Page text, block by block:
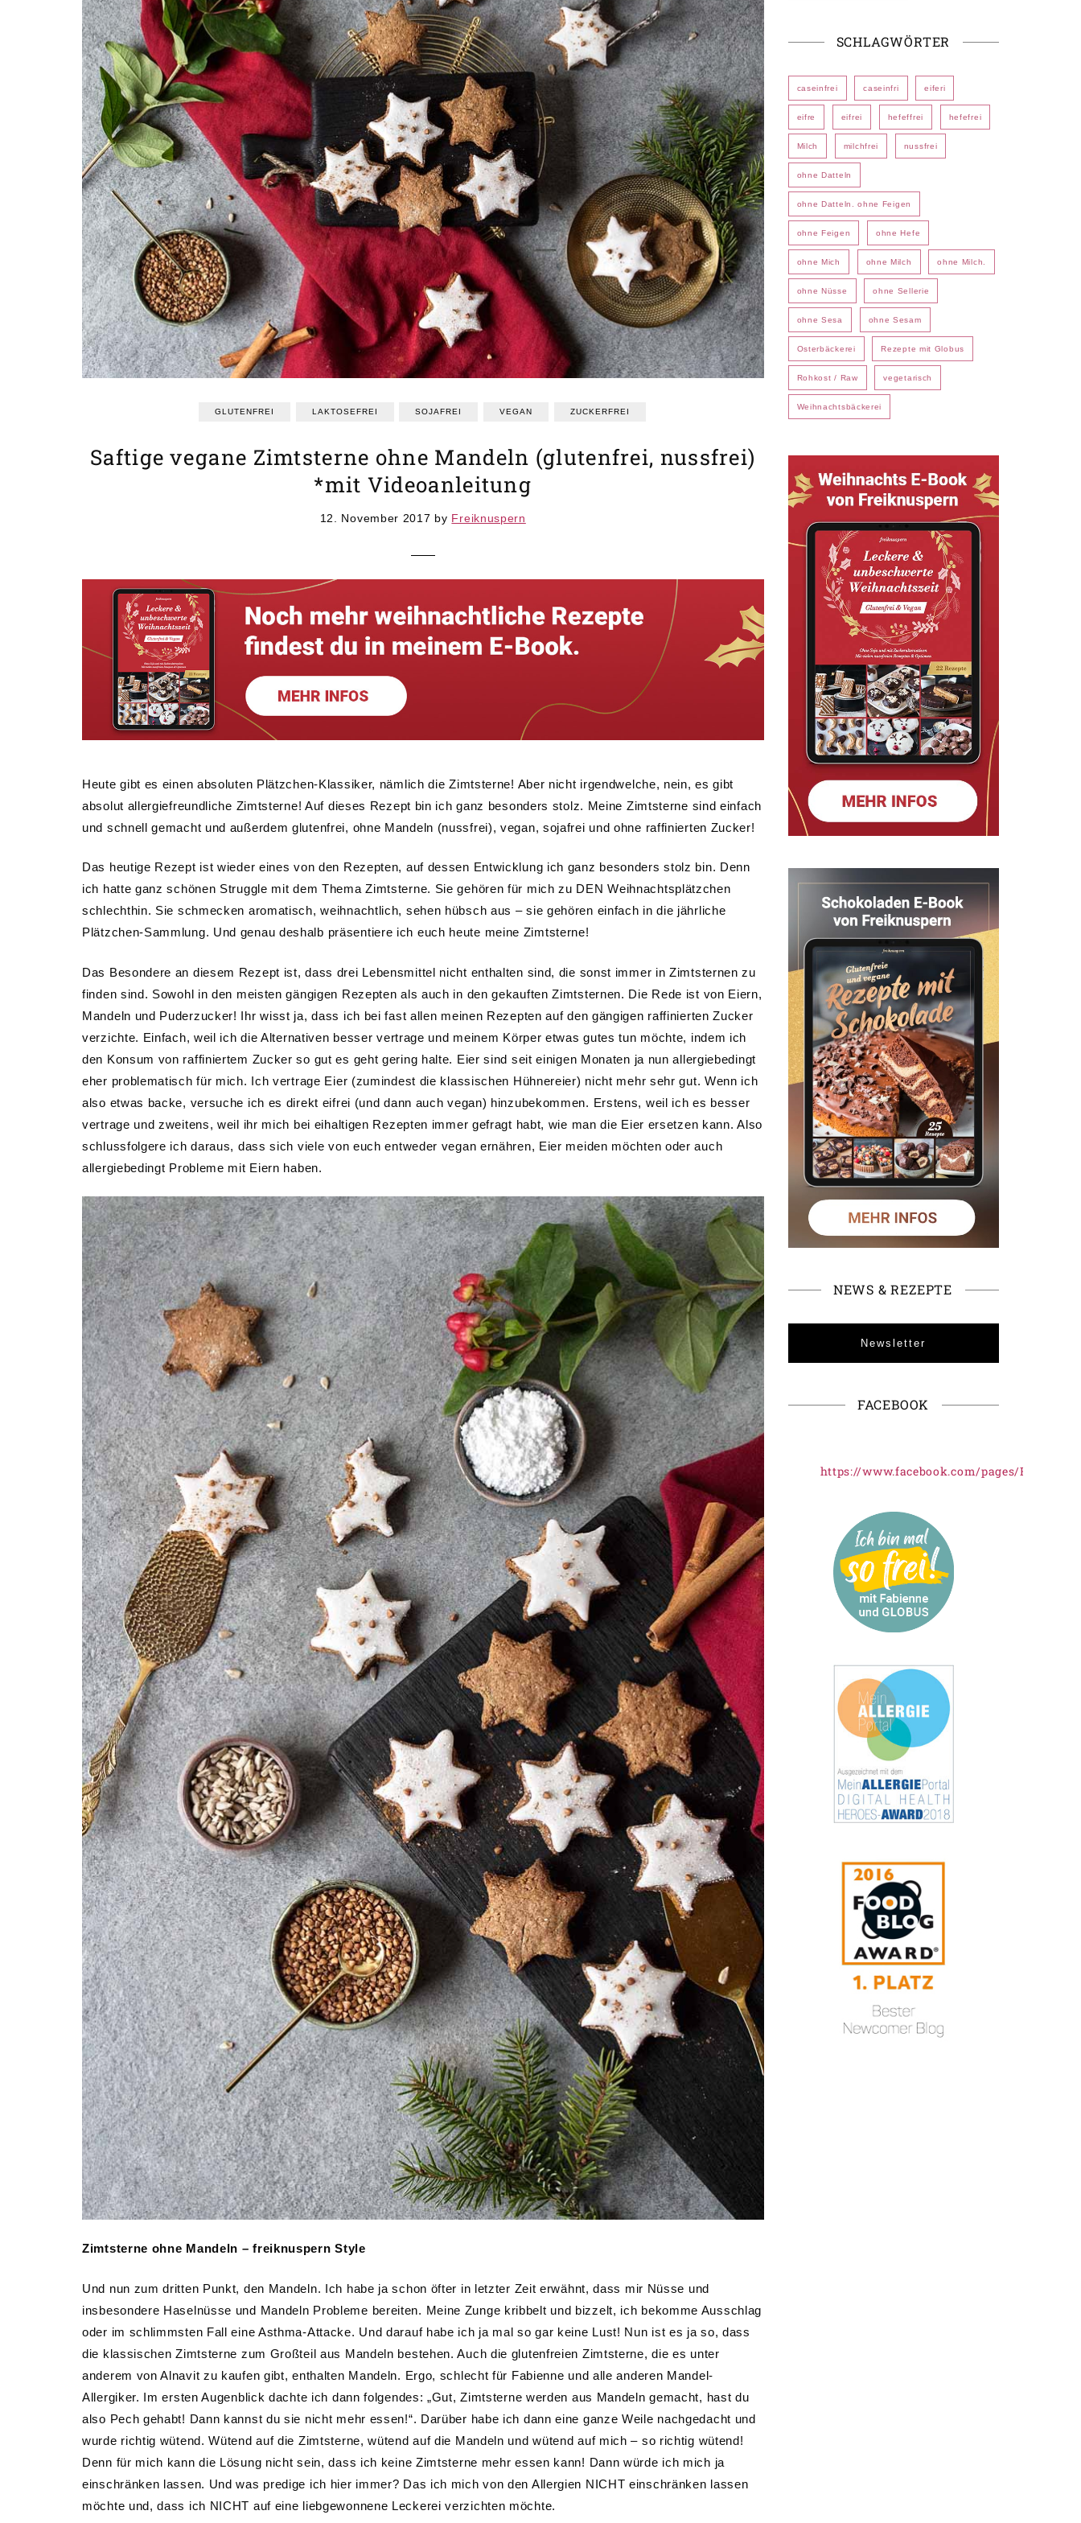
REZEPTEINDEX
GLUTENFREI LAKTOSEFREI SOJAFREI VEGAN ZUCKERFREI
Saftige vegane Zimtsterne ohne Mandeln (glutenfrei, nussfrei)
*mit Videoanleitung
12. November 2017 by Freiknuspern
Heute gibt es einen absoluten Plätzchen-Klassiker, nämlich die Zimtsterne! Aber nicht irgendwelche, nein, es gibt
absolut allergiefreundliche Zimtsterne! Auf dieses Rezept bin ich ganz besonders stolz. Meine Zimtsterne sind einfach
und schnell gemacht und außerdem glutenfrei, ohne Mandeln (nussfrei), vegan, sojafrei und ohne raffinierten Zucker!
Das heutige Rezept ist wieder eines von den Rezepten, auf dessen Entwicklung ich ganz besonders stolz bin. Denn
ich hatte ganz schönen Struggle mit dem Thema Zimtsterne. Sie gehören für mich zu DEN Weihnachtsplätzchen
schlechthin. Sie schmecken aromatisch, weihnachtlich, sehen hübsch aus – sie gehören einfach in die jährliche
Plätzchen-Sammlung. Und genau deshalb präsentiere ich euch heute meine Zimtsterne!
Das Besondere an diesem Rezept ist, dass drei Lebensmittel nicht enthalten sind, die sonst immer in Zimtsternen zu
finden sind. Sowohl in den meisten gängigen Rezepten als auch in den gekauften Zimtsternen. Die Rede ist von Eiern,
Mandeln und Puderzucker! Ihr wisst ja, dass ich bei fast allen meinen Rezepten auf den gängigen raffinierten Zucker
verzichte. Einfach, weil ich die Alternativen besser vertrage und meinem Körper etwas gutes tun möchte, indem ich
den Konsum von raffiniertem Zucker so gut es geht gering halte. Eier sind seit einigen Monaten ja nun allergiebedingt
eher problematisch für mich. Ich vertrage Eier (zumindest die klassischen Hühnereier) nicht mehr sehr gut. Wenn ich
also etwas backe, versuche ich es direkt eifrei (und dann auch vegan) hinzubekommen. Erstens, weil ich es besser
vertrage und zweitens, weil ihr mich bei eihaltigen Rezepten immer gefragt habt, wie man die Eier ersetzen kann. Also
schlussfolgere ich daraus, dass sich viele von euch entweder vegan ernähren, Eier meiden möchten oder auch
allergiebedingt Probleme mit Eiern haben.
Zimtsterne ohne Mandeln – freiknuspern Style
Und nun zum dritten Punkt, den Mandeln. Ich habe ja schon öfter in letzter Zeit erwähnt, dass mir Nüsse und
insbesondere Haselnüsse und Mandeln Probleme bereiten. Meine Zunge kribbelt und bizzelt, ich bekomme Ausschlag
oder im schlimmsten Fall eine Asthma-Attacke. Und darauf habe ich ja mal so gar keine Lust! Nun ist es ja so, dass
die klassischen Zimtsterne zum Großteil aus Mandeln bestehen. Auch die glutenfreien Zimtsterne, die es unter
anderem von Alnavit zu kaufen gibt, enthalten Mandeln. Ergo, schlecht für Fabienne und alle anderen Mandel-
Allergiker. Im ersten Augenblick dachte ich dann folgendes: „Gut, Zimtsterne werden aus Mandeln gemacht, hast du
also Pech gehabt! Dann kannst du sie nicht mehr essen!“. Darüber habe ich dann eine ganze Weile nachgedacht und
wurde richtig wütend. Wütend auf die Zimtsterne, wütend auf die Mandeln und wütend auf mich – so richtig wütend!
Denn für mich kann die Lösung nicht sein, dass ich keine Zimtsterne mehr essen kann! Dann würde ich mich ja
einschränken lassen. Und was predige ich hier immer? Das ich mich von den Allergien NICHT einschränken lassen
möchte und, dass ich NICHT auf eine liebgewonnene Leckerei verzichten möchte.
SCHLAGWÖRTER
caseinfrei caseinfri eiferi
eifre eifrei hefeffrei hefefrei
Milch milchfrei nussfrei
ohne Datteln
ohne Datteln. ohne Feigen
ohne Feigen ohne Hefe
ohne Mich ohne Milch ohne Milch.
ohne Nüsse ohne Sellerie
ohne Sesa ohne Sesam
Osterbäckerei Rezepte mit Globus
Rohkost / Raw vegetarisch
Weihnachtsbäckerei
NEWS & REZEPTE
Newsletter
FACEBOOK
https://www.facebook.com/pages/